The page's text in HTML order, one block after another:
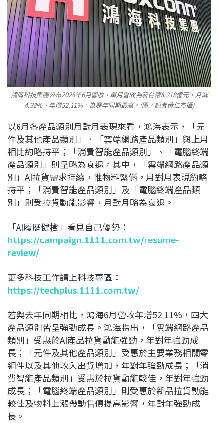
鴻海科技集團公布2026年6月營收，單月營收為新台幣8,218億元，月減
4.38%、年增52.11%，為歷年同期最高。(圖／記者黃仁杰攝)
以6月各產品類別月對月表現來看，鴻海表示，「元
件及其他產品類別」、「雲端網路產品類別」與上月
相比約略持平；「消費智能產品類別」、「電腦終端
產品類別」則呈略為衰退。其中，「雲端網路產品類
別」AI拉貨需求持續，惟物料緊俏，月對月表現約略
持平；「消費智能產品類別」及「電腦終端產品類
別」則受拉貨動能影響，月對月略為衰退。
「AI履歷健檢」看見自己優勢：
https://campaign.1111.com.tw/resume-
review/
更多科技工作請上科技專區：
https://techplus.1111.com.tw/
若與去年同期相比，鴻海6月營收年增52.11%，四大
產品類別皆呈強勁成長。鴻海指出，「雲端網路產品
類別」受惠於AI產品拉貨動能強勁，年對年強勁成
長；「元件及其他產品類別」受惠於主要業務相關零
組件以及其他收入出貨增加，年對年強勁成長；「消
費智能產品類別」受惠於拉貨動能較佳，年對年強勁
成長；「電腦終端產品類別」則受惠於新品拉貨動能
較佳及物料上漲帶動售價提高影響，年對年強勁成
長。